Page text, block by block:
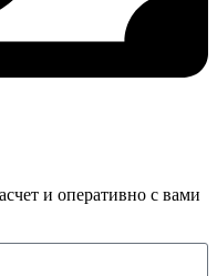
и оперативно с вами